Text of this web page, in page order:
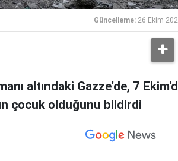
Güncelleme: 26 Ekim
altındaki Gazze'de, 7
çocuk olduğunu bildirdi